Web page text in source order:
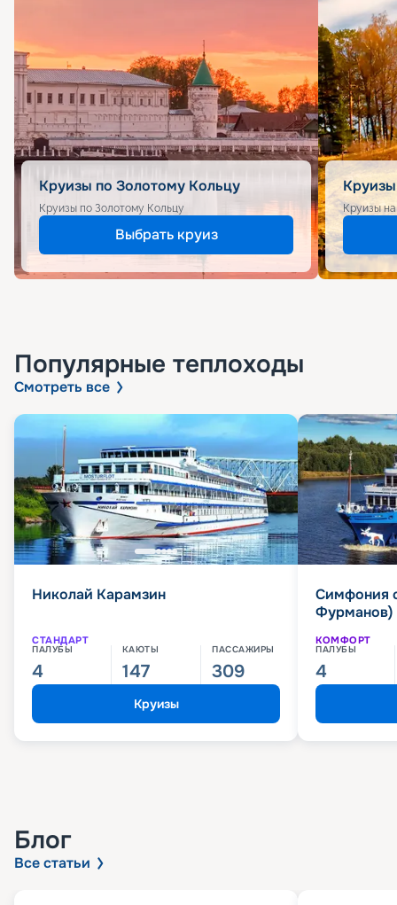
Круизы по Золотому Кольцу
Круизы по Золотому Кольцу
Выбрать круиз
Круизы
Популярные теплоходы
Смотреть все
Николай Карамзин
СТАНДАРТ
ПАЛУБЫ
4
КАЮТЫ
147
ПАССАЖИРЫ
309
Круизы
Симфония
Фурманов)
КОМФОРТ
ПАЛУБЫ
4
Блог
Все статьи